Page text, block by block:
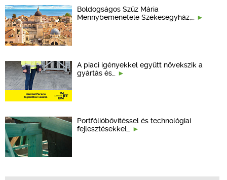
Boldogságos Szűz Mária
Mennybemenetele Székesegyház,…
A piaci igényekkel együtt növekszik a
gyártás és…
Portfólióbővítéssel és technológiai
fejlesztésekkel…